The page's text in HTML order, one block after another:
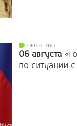
ОБЩЕСТВО
06 августа
по ситуации